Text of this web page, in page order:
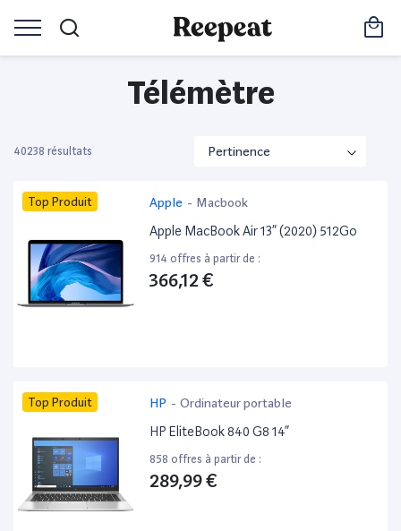
Télémètre
40238 résultats
Top Produit Apple - Macbook
Apple MacBook Air 13” (2020) 512Go
914 offres à partir de :
366,12 €
Top Produit HP - Ordinateur portable
HP EliteBook 840 G8 14”
858 offres à partir de :
289,99 €